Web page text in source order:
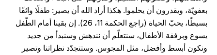
بعفويّة، ويقدرون أن يحلموا. هكذا أراد الله أن يصير: طفلًا واثقًا
بسيطًا، يحبّ الحياة (راجع الحكمة 11، 26). إن بقينا أمام الطّفل
يسوع وبرفقة الأطفال، سنتعلّم أن نندهش وسنبدأ من جديد
ونكون أبسط وأفضل، مثل المجوس. وستتجدّد نظراتنا وتصير